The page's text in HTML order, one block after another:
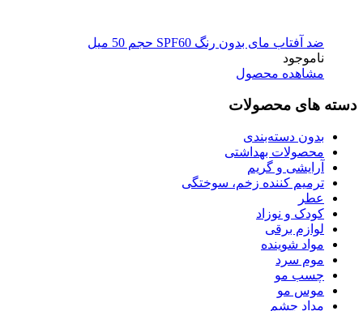
ضد آفتاب مای بدون رنگ SPF60 حجم 50 میل
ناموجود
مشاهده محصول
دسته های محصولات
بدون دسته‌بندی
محصولات بهداشتی
آرایشی و گریم
ترمیم کننده زخم، سوختگی
عطر
کودک و نوزاد
لوازم برقی
مواد شوینده
موم سرد
چسب مو
موس مو
مداد چشم